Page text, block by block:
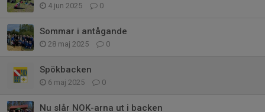
4 jun 2025 0
Sommar i antågande
28 maj 2025 0
Spökbacken
6 maj 2025 0
Nu slår NOK-arna ut i backen